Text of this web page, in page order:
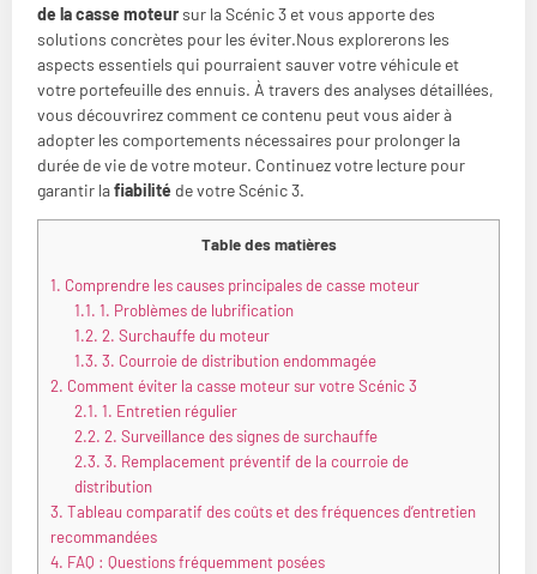
de la casse moteursur la Scénic 3 et vous apporte des
solutions concrètes pour les éviter.Nous explorerons les
aspects essentiels qui pourraient sauver votre véhicule et
votre portefeuille des ennuis. À travers des analyses détaillées,
vous découvrirez comment ce contenu peut vous aider à
adopter les comportements nécessaires pour prolonger la
durée de vie de votre moteur. Continuez votre lecture pour
garantir lafiabilité de votre Scénic 3.
Table des matières
1. Comprendre les causes principales de casse moteur
1.1. 1. Problèmes de lubrification
1.2. 2. Surchauffe du moteur
1.3. 3. Courroie de distribution endommagée
2. Comment éviter la casse moteur sur votre Scénic 3
2.1. 1. Entretien régulier
2.2. 2. Surveillance des signes de surchauffe
2.3. 3. Remplacement préventif de la courroie de
distribution
3. Tableau comparatif des coûts et des fréquences d’entretien
recommandées
4. FAQ : Questions fréquemment posées